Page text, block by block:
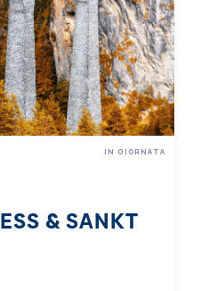
& SANKT
IN GIORNATA